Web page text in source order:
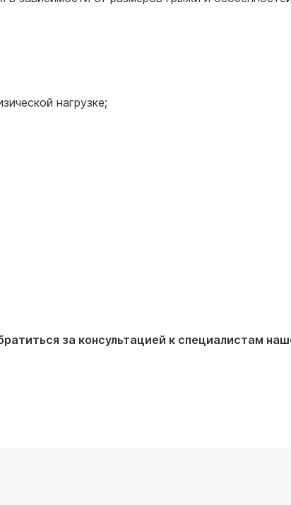
нагрузке;
за консультацией к специалистам